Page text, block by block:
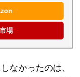
場
なかったのは、